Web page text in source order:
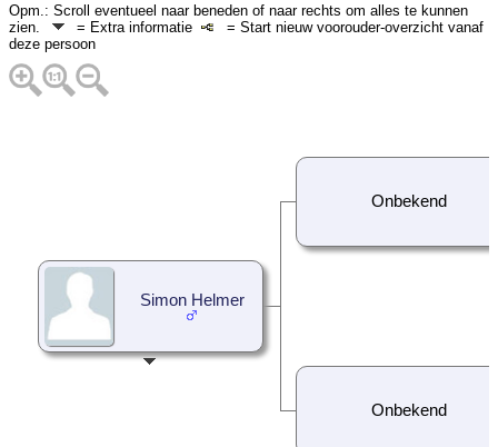
Opm.: Scroll eventueel naar beneden of naar rechts om alles te kunnen
zien.
= Extra informatie
= Start nieuw voorouder-overzicht vanaf
deze persoon
Simon Helmer
Onbekend
Onbekend